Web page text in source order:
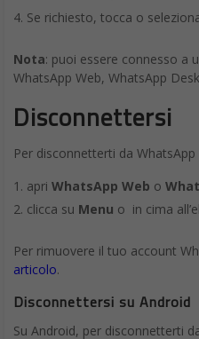
SOFTWARE
Datwave, in
passo importante per
trasformazione digitale. Il
sfruttare le più moderne
Artificiale, Cloud
BIP, leader mondiale nel
annunciato la nascita di
imprenditoriale tramite le
Questa iniziativa sottolinea
imprenditoriale in Italia.